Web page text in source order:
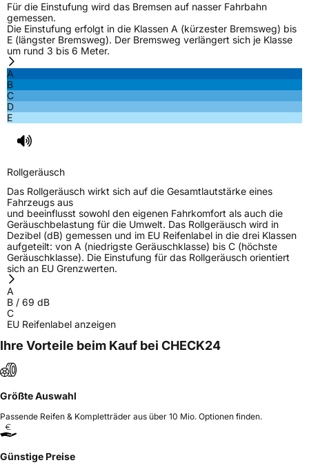
Für die Einstufung wird das Bremsen auf nasser Fahrbahn
gemessen.
Die Einstufung erfolgt in die Klassen A (kürzester Bremsweg) bis
E (längster Bremsweg). Der Bremsweg verlängert sich je Klasse
um rund 3 bis 6 Meter.
A
B
C
D
E
Rollgeräusch
Das Rollgeräusch wirkt sich auf die Gesamtlautstärke eines
Fahrzeugs aus
und beeinflusst sowohl den eigenen Fahrkomfort als auch die
Geräuschbelastung für die Umwelt. Das Rollgeräusch wird in
Dezibel (dB) gemessen und im EU Reifenlabel in die drei Klassen
aufgeteilt: von A (niedrigste Geräuschklasse) bis C (höchste
Geräuschklasse). Die Einstufung für das Rollgeräusch orientiert
sich an EU Grenzwerten.
A
B / 69 dB
C
EU Reifenlabel anzeigen
Ihre Vorteile beim Kauf bei CHECK24
Größte Auswahl
Passende Reifen & Kompletträder aus über 10 Mio. Optionen finden.
Günstige Preise